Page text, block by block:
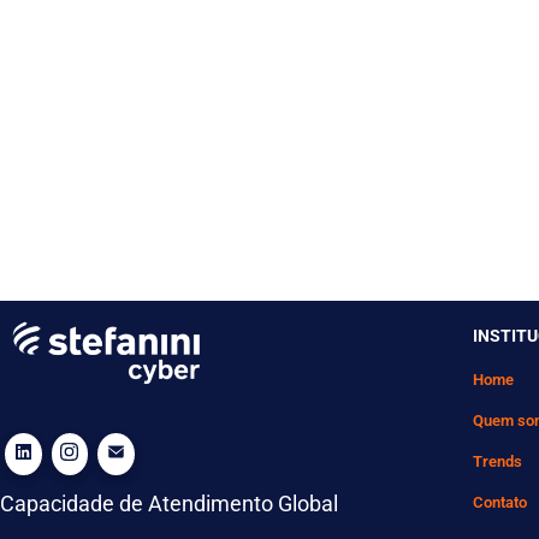
Capacidade de Atendimento Global
Home
Quem
Trends
Contato